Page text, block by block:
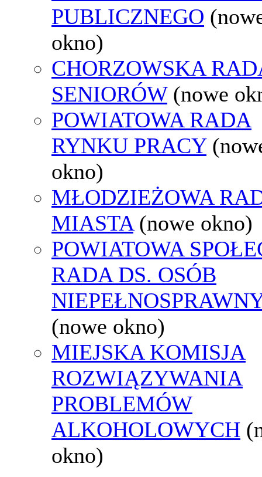
PUBLICZNEGO
okno)
CHORZOWSKA
SENIORÓW (nowe
POWIATOWA RADA
RYNKU PRACY
okno)
MŁODZIEŻOWA
MIASTA (nowe okno)
POWIATOWA
RADA DS. OSÓB
(nowe okno)
MIEJSKA KOMISJA
ROZWIĄZYWANIA
PROBLEMÓW
ALKOHOLOWYCH
okno)